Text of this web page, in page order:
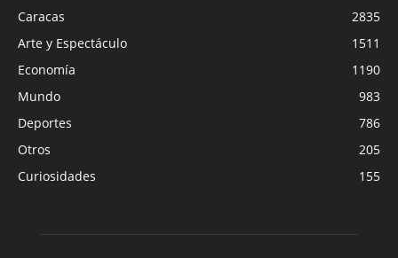
Caracas
2835
Arte y Espectáculo
1511
Economía
1190
Mundo
983
Deportes
786
Otros
205
Curiosidades
155